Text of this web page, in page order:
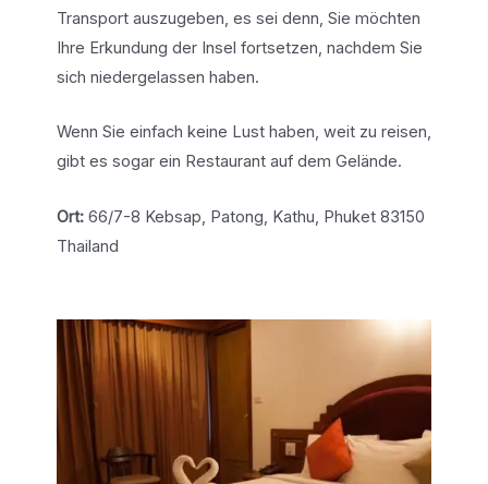
Transport auszugeben, es sei denn, Sie möchten
Ihre Erkundung der Insel fortsetzen, nachdem Sie
sich niedergelassen haben.
Wenn Sie einfach keine Lust haben, weit zu reisen,
gibt es sogar ein Restaurant auf dem Gelände.
Ort:66/7-8 Kebsap, Patong, Kathu, Phuket 83150
Thailand